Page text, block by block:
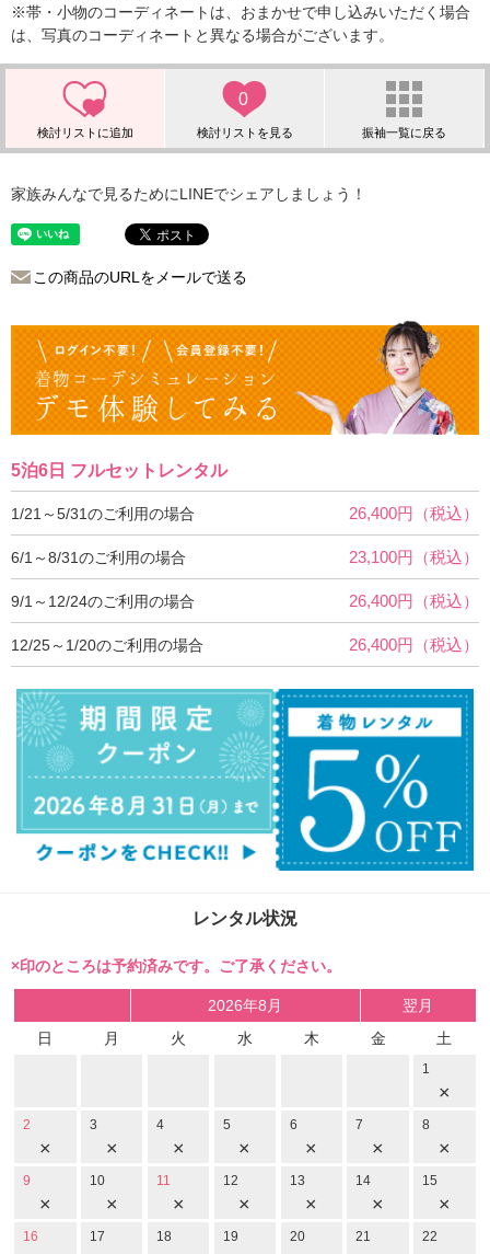
※帯・小物のコーディネートは、おまかせで申し込みいただく場合
は、写真のコーディネートと異なる場合がございます。
0
家族みんなで見るためにLINEでシェアしましょう！
この商品のURLをメールで送る
5泊6日 フルセットレンタル
1/21～5/31のご利用の場合 26,400円（税込）
6/1～8/31のご利用の場合 23,100円（税込）
9/1～12/24のご利用の場合 26,400円（税込）
12/25～1/20のご利用の場合 26,400円（税込）
レンタル状況
×印のところは予約済みです。ご了承ください。
2026年8月
翌月
日
月 火 水 木 金 土
1
×
2
×
3
×
4
×
5
×
6
×
7
×
8
×
9
×
10
×
11
×
12
×
13
×
14
×
15
×
16 17 18 19 20 21 22